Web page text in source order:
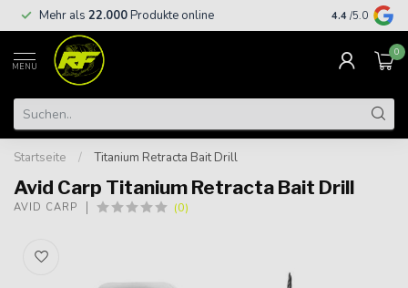
Mehr als 22.000Produkte online Kostenloser
€
4.4 /5.0
MENU
0
Startseite / Titanium Retracta Bait Drill
Avid Carp Titanium Retracta Bait Drill
AVID CARP (0)